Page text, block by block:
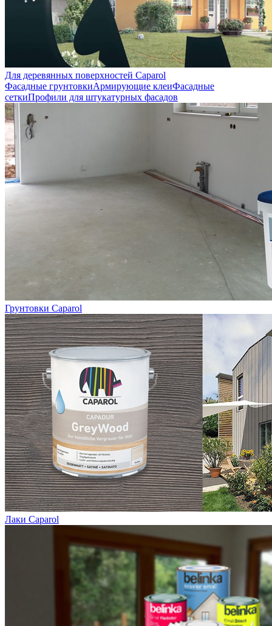
Для деревянных поверхностей Caparol
Фасадные грунтовкиАрмирующие клеиФасадные
сеткиПрофили для штукатурных фасадов
Грунтовки Caparol
Лаки Caparol